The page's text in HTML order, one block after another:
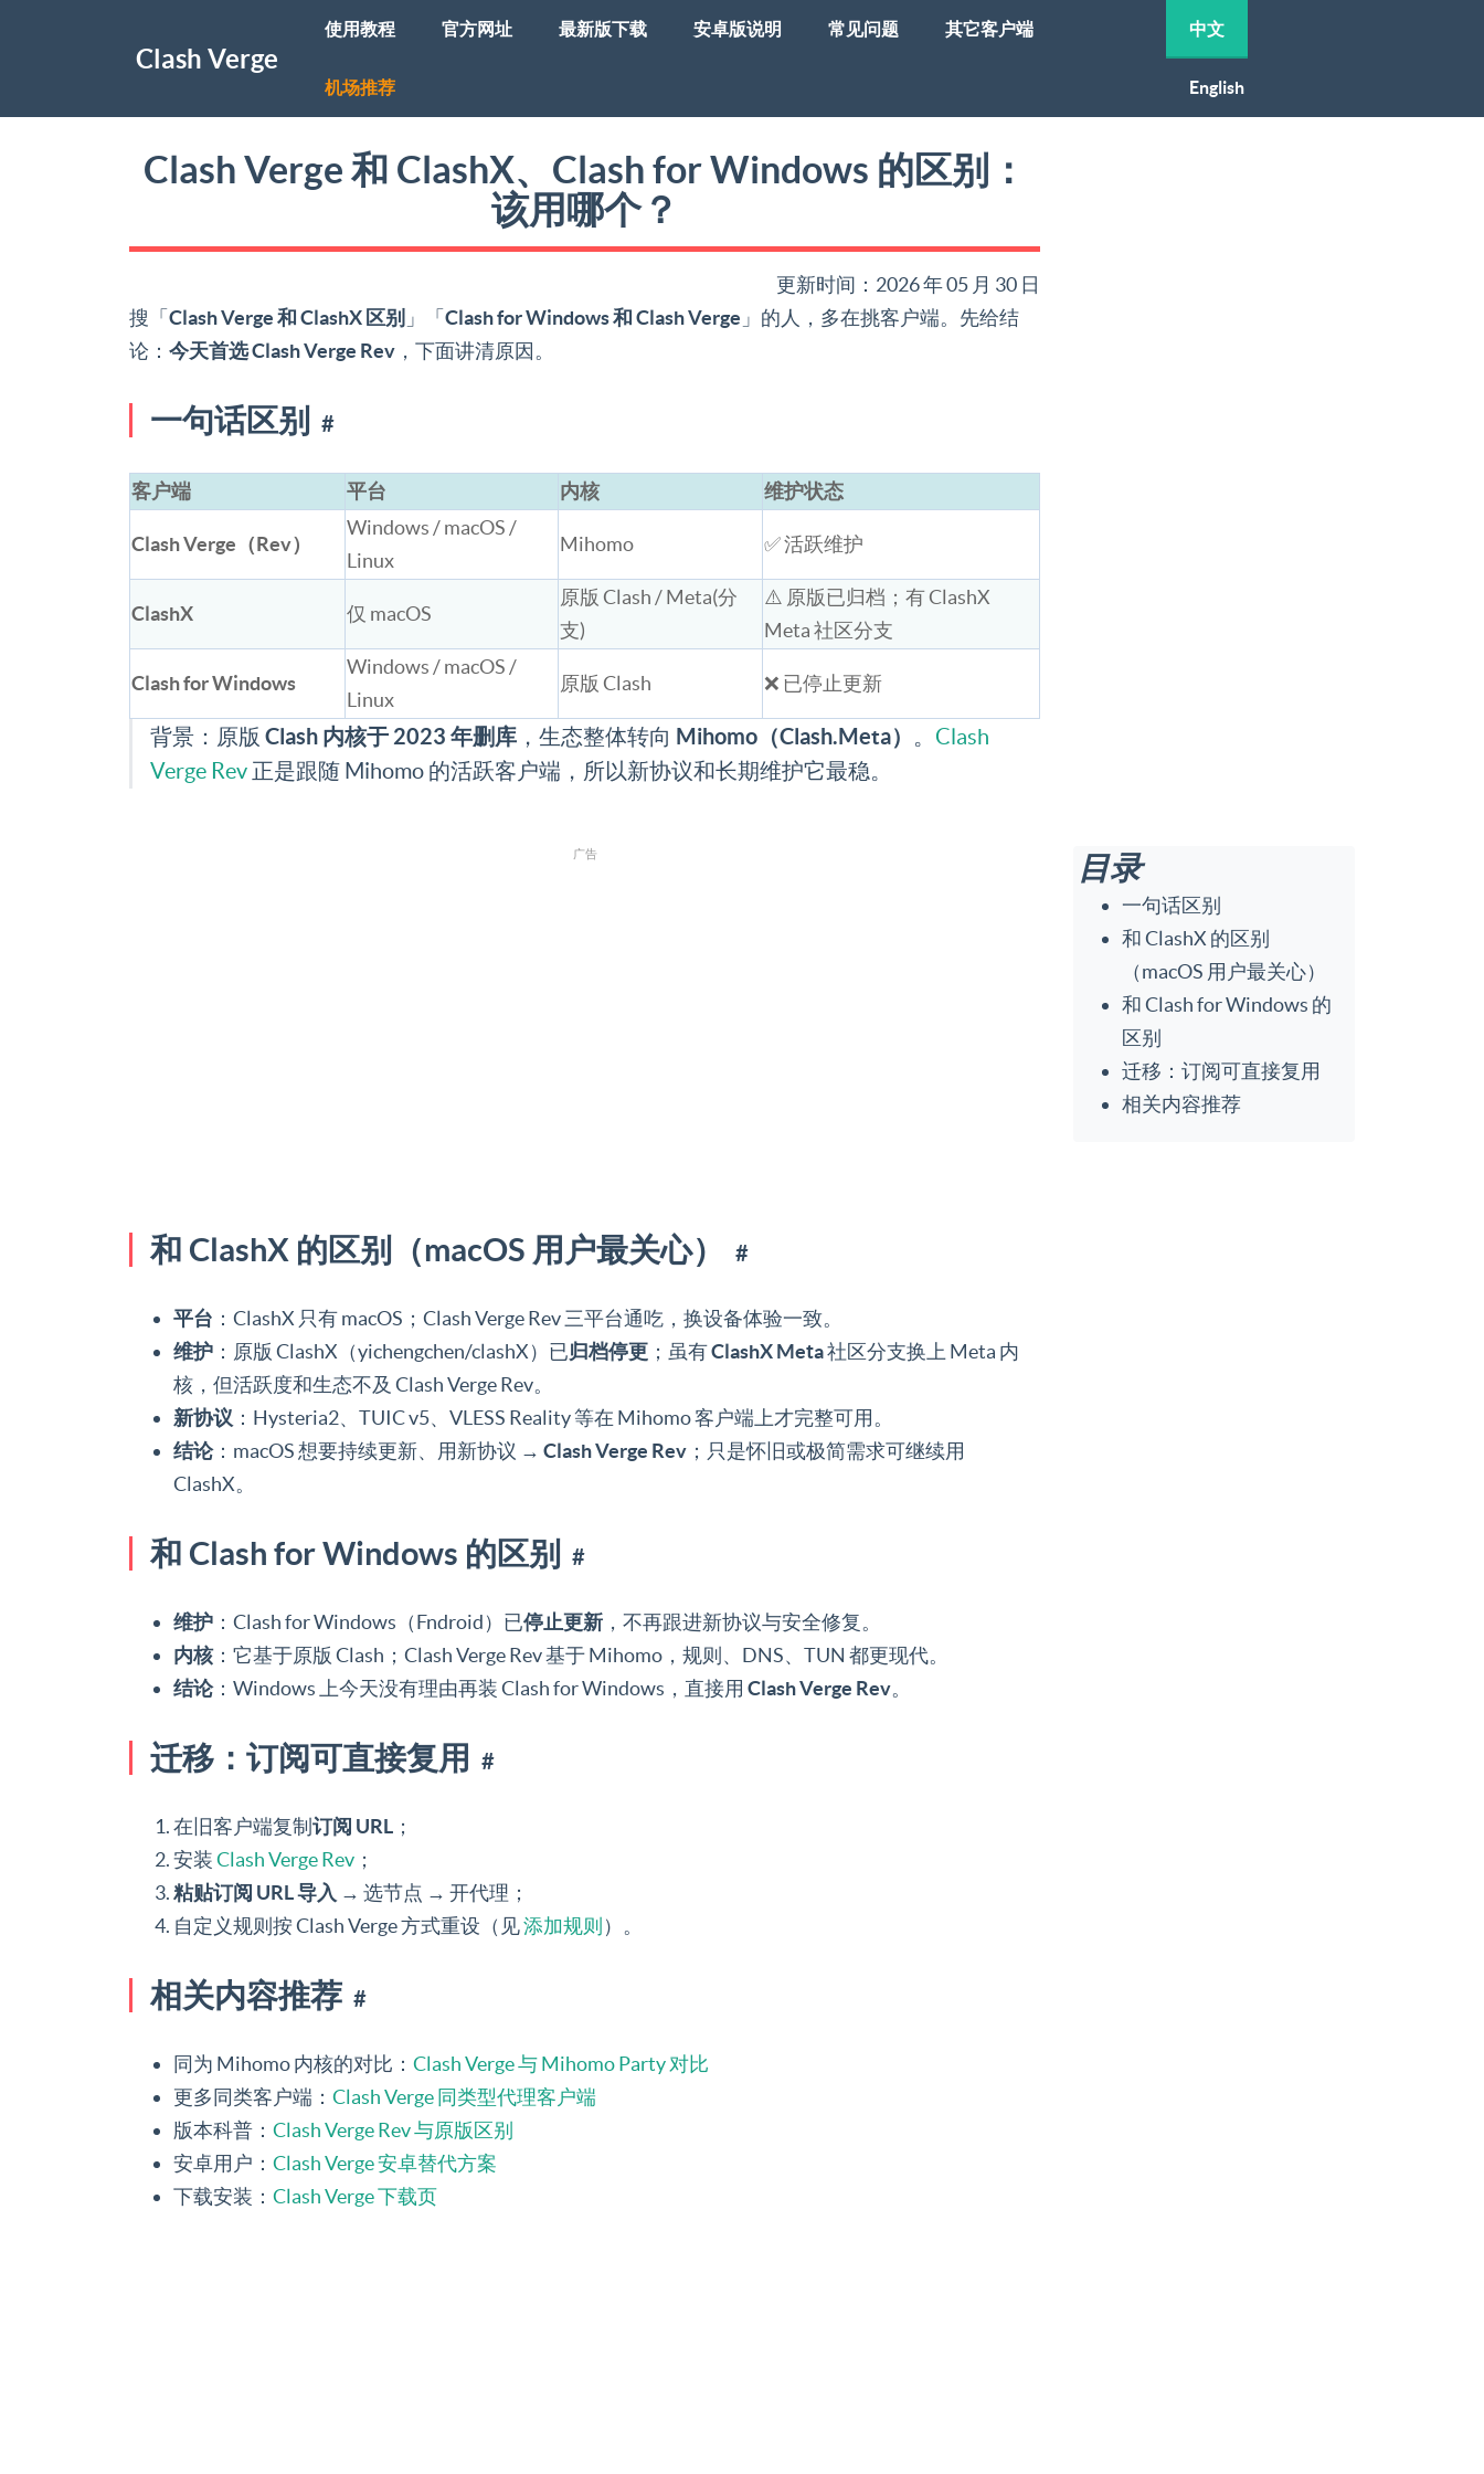
Clash Verge
使用教程 官方网址 最新版下载 安卓版说明 常见问题 其它客户端
机场推荐
中文
English
Clash Verge 和 ClashX、Clash for Windows 的区别：
该用哪个？
更新时间：2026 年 05 月 30 日
搜「 Clash Verge 和 ClashX 区别 」「 Clash for Windows 和 Clash Verge 」的人，多在挑客户端。先给结
论： 今天首选 Clash Verge Rev ，下面讲清原因。
一句话区别 #
客户端 平台 内核 维护状态
Clash Verge（Rev）
Windows / macOS /
Linux
Mihomo ✅ 活跃维护
ClashX 仅 macOS
原版 Clash / Meta(分
支)
⚠️ 原版已归档；有 ClashX
Meta 社区分支
Clash for Windows
Windows / macOS /
Linux
原版 Clash ❌ 已停止更新
背景：原版 Clash 内核于 2023 年删库 ，生态整体转向 Mihomo（Clash.Meta） 。 Clash
Verge Rev 正是跟随 Mihomo 的活跃客户端，所以新协议和长期维护它最稳。
广告
和 ClashX 的区别（macOS 用户最关心） #
平台 ：ClashX 只有 macOS；Clash Verge Rev 三平台通吃，换设备体验一致。
维护 ：原版 ClashX（yichengchen/clashX）已归档停更 ；虽有ClashX Meta社区分支换上 Meta 内
核，但活跃度和生态不及 Clash Verge Rev。
新协议 ：Hysteria2、TUIC v5、VLESS Reality 等在 Mihomo 客户端上才完整可用。
结论：macOS 想要持续更新、用新协议 → Clash Verge Rev ；只是怀旧或极简需求可继续用
ClashX。
和 Clash for Windows 的区别 #
维护 ：Clash for Windows（Fndroid）已停止更新 ，不再跟进新协议与安全修复。
内核：它基于原版 Clash；Clash Verge Rev 基于 Mihomo，规则、DNS、TUN 都更现代。
结论：Windows 上今天没有理由再装 Clash for Windows，直接用 Clash Verge Rev。
迁移：订阅可直接复用 #
在旧客户端复制 订阅 URL ；
安装Clash Verge Rev ；
粘贴订阅 URL 导入 → 选节点 → 开代理；
自定义规则按 Clash Verge 方式重设（见添加规则 ）。
相关内容推荐 #
同为 Mihomo 内核的对比： Clash Verge 与 Mihomo Party 对比
更多同类客户端： Clash Verge 同类型代理客户端
版本科普： Clash Verge Rev 与原版区别
安卓用户： Clash Verge 安卓替代方案
下载安装： Clash Verge 下载页
目录
一句话区别
和 ClashX 的区别
（macOS 用户最关心）
和 Clash for Windows 的
区别
迁移：订阅可直接复用
相关内容推荐